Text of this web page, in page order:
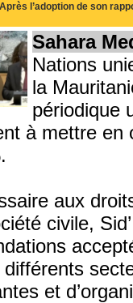
Après l’adoption de son
Sahara
Nations
la
périodique
à mettre
aux
civile,
et